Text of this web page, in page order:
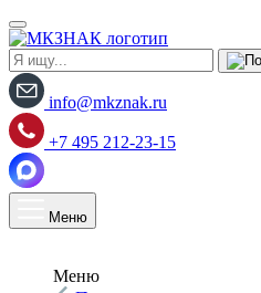
info@mkznak.ru
+7 495 212-23-15
Меню
Меню